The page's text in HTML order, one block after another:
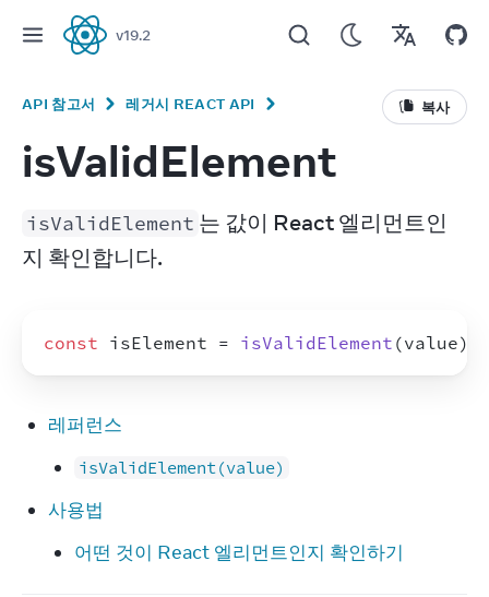
React
v19.2
API 참고서 레거시 REACT API 복사
isValidElement
isValidElement 는 값이 React 엘리먼트인
지 확인합니다.
const isElement = isValidElement (value)
레퍼런스
isValidElement(value)
사용법
어떤 것이 React 엘리먼트인지 확인하기